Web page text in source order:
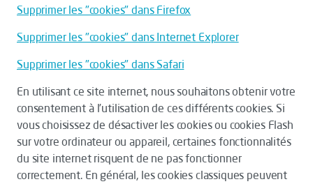
Supprimer les "cookies" dans Firefox
Supprimer les "cookies" dans Internet Explorer
Supprimer les "cookies" dans Safari
En utilisant ce site internet, nous souhaitons obtenir votre
consentement à l’utilisation de ces différents cookies. Si
vous choisissez de désactiver les cookies ou cookies Flash
sur votre ordinateur ou appareil, certaines fonctionnalités
du site internet risquent de ne pas fonctionner
correctement. En général, les cookies classiques peuvent